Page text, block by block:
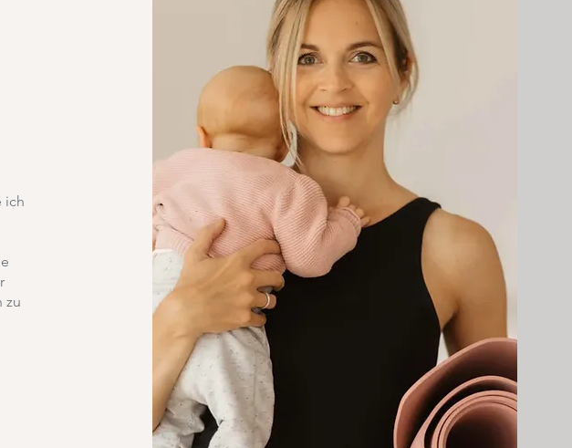
ich
zu